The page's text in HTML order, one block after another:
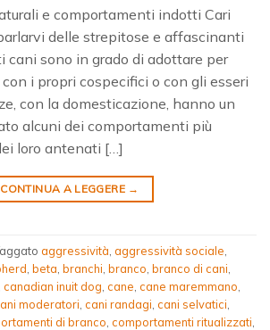
e comportamenti indotti Cari
delle strepitose e affascinanti
cani sono in grado di adottare per
i propri cospecifici o con gli esseri
con la domesticazione, hanno un
alcuni dei comportamenti più
loro antenati […]
CONTINUA A LEGGERE →
aggressività aggressività sociale
beta branchi branco branco di cani
canadian inuit dog cane cane maremmano
moderatori cani randagi cani selvatici
di branco comportamenti ritualizzati